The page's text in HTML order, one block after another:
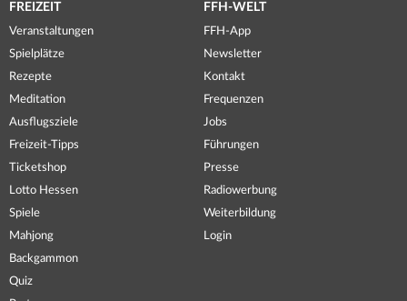
FREIZEIT
Veranstaltungen
Spielplätze
Rezepte
Meditation
Ausflugsziele
Freizeit-Tipps
Ticketshop
Lotto Hessen
Spiele
Mahjong
Backgammon
Quiz
FFH-WELT
FFH-App
Newsletter
Kontakt
Frequenzen
Jobs
Führungen
Presse
Radiowerbung
Weiterbildung
Login